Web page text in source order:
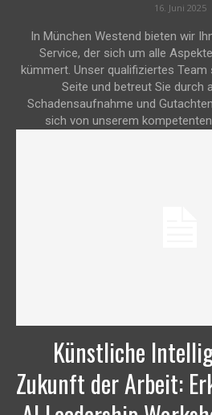
16. Juni 2025
In München Westend bieten wir
Service, der sich um alle
kümmert. Unser qualifiziertes
Seite und betreut Sie durch
Schadensaufnahme und
sich von unserem
Künstliche
Zukunft der Arbeit: